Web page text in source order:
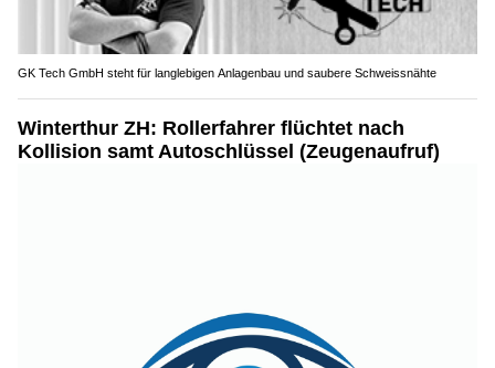
GK Tech GmbH steht für langlebigen Anlagenbau und saubere Schweissnähte
Winterthur ZH: Rollerfahrer flüchtet nach
Kollision samt Autoschlüssel (Zeugenaufruf)